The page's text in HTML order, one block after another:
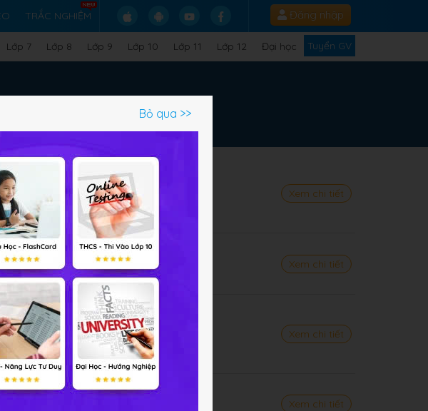
TRẮC NGHIỆM Đăng nhập
Lớp 7 Lớp 8 Lớp 9 Lớp 10 Lớp 11 Lớp 12 Đại học Tuyển GV
6
1: Thông tin và dữ liệu
2: Xử lí thông tin
3: Thông tin trong máy tính
Xem chi tiết
Bài 4: Mạng máy tính
5: Internet
Xem chi tiết
6: Mạng thông tin toàn cầu
7: Tìm kiếm thông tin trên Internet
8: Thư điện tử
Xem chi tiết
Xem chi tiết
Bỏ qua >>